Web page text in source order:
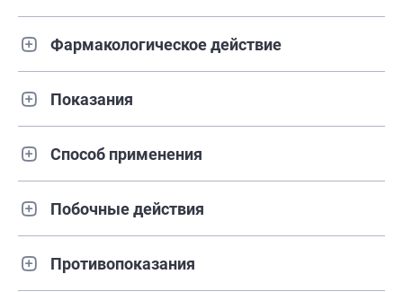
Фармакологическое действие
Показания
Способ применения
Побочные действия
Противопоказания